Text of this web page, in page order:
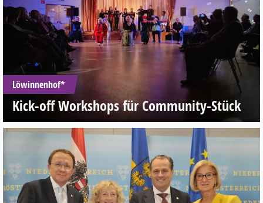
Löwinnenhof*
Kick-off Workshops für Community-Stück